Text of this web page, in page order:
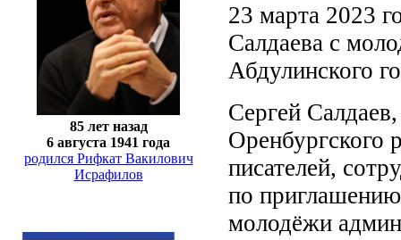
85 лет назад
6 августа 1941 года
родился Рифкат Вакилович
Исрафилов
23 марта 2023
Салдаева с
Абдулинского
Сергей Салдаев,
Оренбургского
писателей,
по
молодёжи